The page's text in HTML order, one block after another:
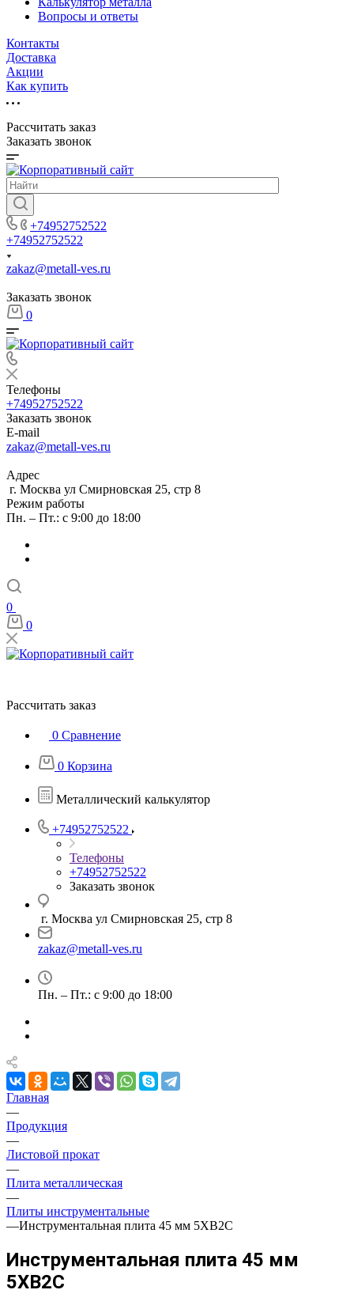
Вопросы и ответы
Контакты
Доставка
Акции
Как купить
Рассчитать заказ
Заказать звонок
+74952752522
+74952752522
zakaz@metall-ves.ru
Заказать звонок
0
Телефоны
+74952752522
Заказать звонок
E-mail
zakaz@metall-ves.ru
Адрес
г. Москва ул Смирновская 25, стр 8
Режим работы
Пн. – Пт.: с 9:00 до 18:00
0
0
Рассчитать заказ
0 Сравнение
0 Корзина
Металлический калькулятор
+74952752522
Телефоны
+74952752522
Заказать звонок
г. Москва ул Смирновская 25, стр 8
zakaz@metall-ves.ru
Пн. – Пт.: с 9:00 до 18:00
Главная
—
Продукция
—
Листовой прокат
—
Плита металлическая
—
Плиты инструментальные
—Инструментальная плита 45 мм 5ХВ2С
Инструментальная плита 45 мм
5ХВ2С